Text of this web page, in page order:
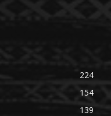
224
154
139